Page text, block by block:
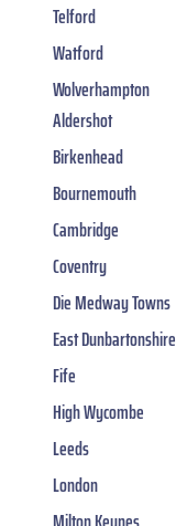
Telford
Watford
Wolverhampton
Aldershot
Birkenhead
Bournemouth
Cambridge
Coventry
Die Medway Towns
East Dunbartonshire
Fife
High Wycombe
Leeds
London